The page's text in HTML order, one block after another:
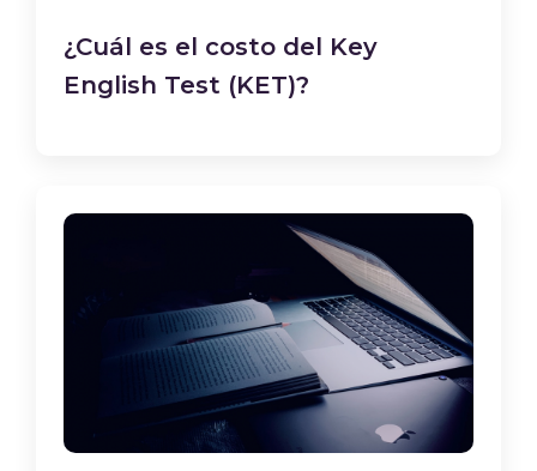
¿Cuál es el costo del Key
English Test (KET)?